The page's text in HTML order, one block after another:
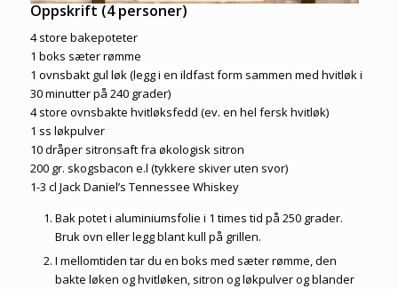
Oppskrift (4 personer)
4 store bakepoteter
1 boks sæter rømme
1 ovnsbakt gul løk (legg i en ildfast form sammen med hvitløk i
30 minutter på 240 grader)
4 store ovnsbakte hvitløksfedd (ev. en hel fersk hvitløk)
1 ss løkpulver
10 dråper sitronsaft fra økologisk sitron
200 gr. skogsbacon e.l (tykkere skiver uten svor)
1-3 cl Jack Daniel’s Tennessee Whiskey
Bak potet i aluminiumsfolie i 1 times tid på 250 grader.
Bruk ovn eller legg blant kull på grillen.
I mellomtiden tar du en boks med sæter rømme, den
bakte løken og hvitløken, sitron og løkpulver og blander